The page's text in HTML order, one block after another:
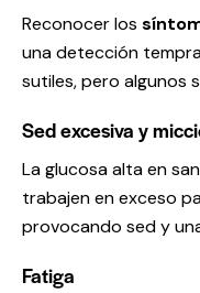
Reconocer los
una detección
sutiles, pero algunos
Sed excesiva y
La glucosa alta en
trabajen en exceso
provocando sed y
Fatiga